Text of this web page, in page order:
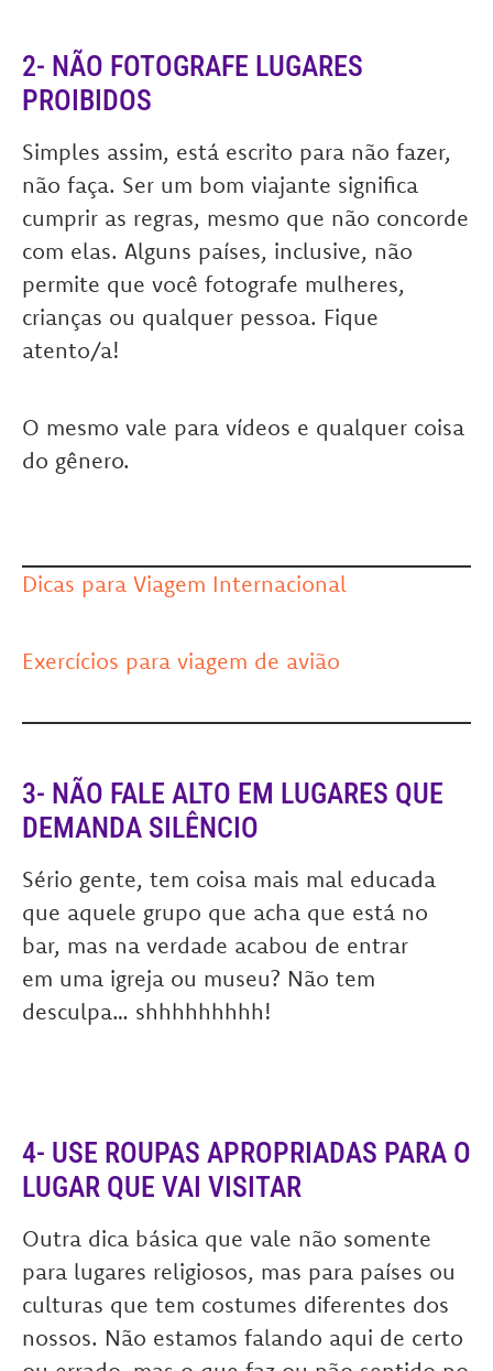
2- NÃO FOTOGRAFE LUGARES
PROIBIDOS
Simples assim, está escrito para não fazer,
não faça. Ser um bom viajante significa
cumprir as regras, mesmo que não concorde
com elas. Alguns países, inclusive, não
permite que você fotografe mulheres,
crianças ou qualquer pessoa. Fique
atento/a!
O mesmo vale para vídeos e qualquer coisa
do gênero.
Dicas para Viagem Internacional
Exercícios para viagem de avião
3- NÃO FALE ALTO EM LUGARES QUE
DEMANDA SILÊNCIO
Sério gente, tem coisa mais mal educada
que aquele grupo que acha que está no
bar, mas na verdade acabou de entrar
em uma igreja ou museu? Não tem
desculpa… shhhhhhhhh!
4- USE ROUPAS APROPRIADAS PARA O
LUGAR QUE VAI VISITAR
Outra dica básica que vale não somente
para lugares religiosos, mas para países ou
culturas que tem costumes diferentes dos
nossos. Não estamos falando aqui de certo